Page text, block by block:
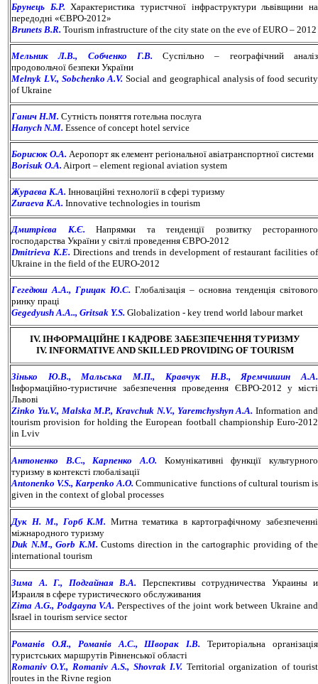
Брунець Б.Р. Характеристика туристчної інфраструктури львівщини на
передодні «ЄВРО-2012»
Brunets B.R. Tourism infrastructure of the city state on the eve of EURO – 2012
Мельник Л.В., Собченко Г.В. Суспільно – географічний аналіз
продовольчої безпеки України
Melnyk LV., Sobchenko A.V. Social and geographical analysis of food security
of Ukraine
Ганич Н.М. Сутність поняття готельна послуга
Hanych N.M. Essence of concept hotel service
Борисюк О.А. Аеропорт як елемент регіональної авіатранспортної системи
Borisuk O.A. Airport – element regional aviation system
Жураєва К.А. Інноваційні технології в сфері туризму
Zuraeva K.A. Innovative technologies in tourism
Дмитрієва К.Є. Напрямки та тенденції розвитку ресторанного
господарства України у світлі проведення ЄВРО-2012
Dmitrieva K.E. Directions and trends in development of restaurant facilities of
Ukraine in the field of the EURO-2012
Гегедюш А.А., Грицак Ю.С. Глобалізація – основна тенденція світового
ринку праці
Gegedyush A.A.., Gritsak Y.S. Globalization - key trend world labour market
ІV. ІНФОРМАЦІЙНЕ І КАДРОВЕ ЗАБЕЗПЕЧЕННЯ ТУРИЗМУ
IV. INFORMATIVE AND SKILLED PROVIDING OF TOURISM
Зінько Ю.В., Мальська М.П., Кравчук Н.В., Яремчишин А.А.
Інформаційно-туристичне забезпечення проведення ЄВРО-2012 у місті
Львові
Zinko Yu.V., Malska M.P., Kravchuk N.V., Yaremchyshyn A.A.Information and
tourism provision for holding the European football championship Euro-2012
in Lviv
Антоненко В.С., Карпенко А.О. Комунікативні функції культурного
туризму в контексті глобалізації
Antonenko V.S., Karpenko A.O. Сommunicative functions of cultural tourism is
given in the context of global processes
Дук Н. М., Горб К.М. Митна тематика в картографічному забезпеченні
міжнародного туризму
Duk N.M., Gorb K.M. Customs direction in the cartographic providing of the
international tourism
Зима А. Г., Подгайная В.А. Перспективы сотрудничества Украины и
Израиля в сфере туристического обслуживания
Zima A.G., Podgayna V.A. Perspectives of the joint work between Ukraine and
Israel in tourism service sector
Романів О.Я., Романів А.С., Шворак І.В. Територіальна організація
туристських маршрутів Рівненської області
Romaniv O.Y., Romaniv A.S., Shovrak I.V. Territorial organization of tourist
routes in the Rivne region